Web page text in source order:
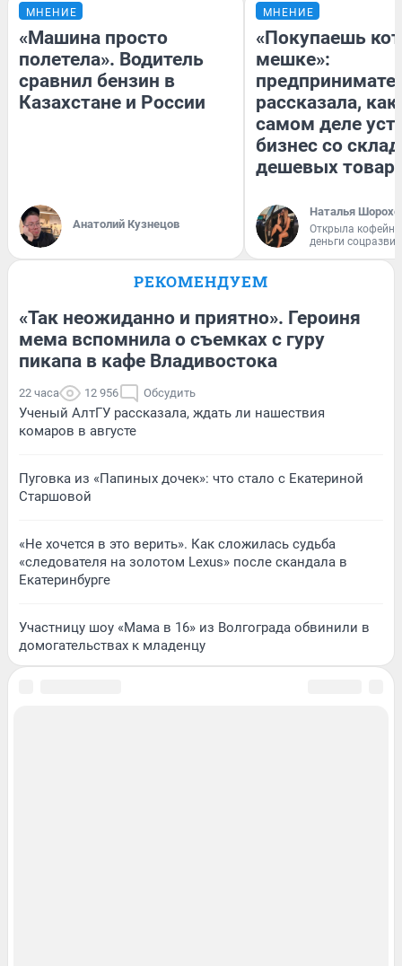
МНЕНИЕ
«Машина просто
полетела». Водитель
сравнил бензин в
Казахстане и России
Анатолий Кузнецов
МНЕНИЕ
«Покупаешь
мешке»:
рассказала, как
самом деле
бизнес со
дешевых
Наталья
Открыла
деньги
РЕКОМЕНДУЕМ
«Так неожиданно и приятно». Героиня
мема вспомнила о съемках с гуру
пикапа в кафе Владивостока
22 часа 12 956 Обсудить
Ученый АлтГУ рассказала, ждать ли нашествия
комаров в августе
Пуговка из «Папиных дочек»: что стало с Екатериной
Старшовой
«Не хочется в это верить». Как сложилась судьба
«следователя на золотом Lexus» после скандала в
Екатеринбурге
Участницу шоу «Мама в 16» из Волгограда обвинили в
домогательствах к младенцу